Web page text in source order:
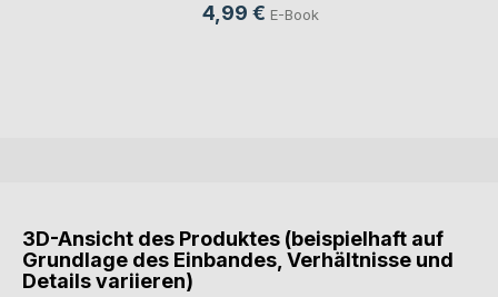
4,99 € E-Book
3D-Ansicht des Produktes (beispielhaft auf
Grundlage des Einbandes, Verhältnisse und
Details variieren)